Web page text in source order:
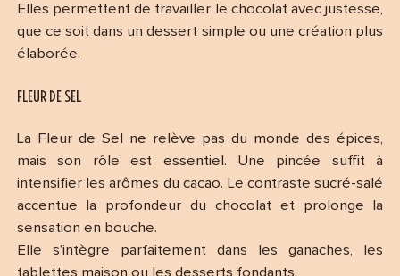
Elles permettent de travailler le chocolat avec justesse,
que ce soit dans un dessert simple ou une création plus
élaborée.
FLEUR DE SEL
La Fleur de Sel ne relève pas du monde des épices,
mais son rôle est essentiel. Une pincée suffit à
intensifier les arômes du cacao. Le contraste sucré-salé
accentue la profondeur du chocolat et prolonge la
sensation en bouche.
Elle s’intègre parfaitement dans les ganaches, les
tablettes maison ou les desserts fondants.